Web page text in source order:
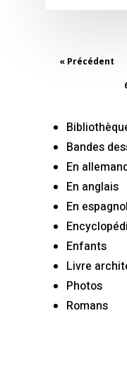
« Précédent
Bandes
En
En anglais
En espagnol
Enfants
Livre
Photos
Romans